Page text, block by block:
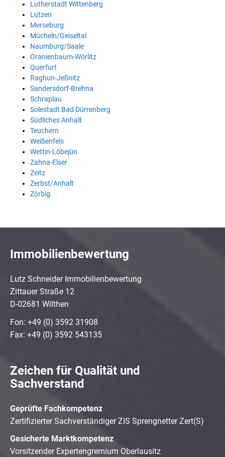
Lutherstadt Wittenberg
Lützen
Merseburg
Mücheln/Geiseltal
Naumburg/Saale
Oranienbaum-Wörlitz
Querfurt
Raghun-Jeßnitz
Sandersdorf-Brehna
Schraplau
Solestadt Bad Dürrenberg
Südliches Anhalt
Teuchern
Weißenfels
Wettin-Löbejün
Zahna-Elser
Zeitz
Zerbst/Anhalt
Zörbig
Immobilienbewertung
Lutz Schneider Immobilienbewertung
Zittauer Straße 12
D-02681 Wilthen
Fon: +49 (0) 3592 31908
Fax: +49 (0) 3592 543135
Zeichen für Qualität und
Sachverstand
Geprüfte Fachkompetenz
Zertifizierter Sachverständiger ZIS Sprengnetter Zert(S)
Gesicherte Marktkompetenz
Vorsitzender Expertengremium Oberlausitz